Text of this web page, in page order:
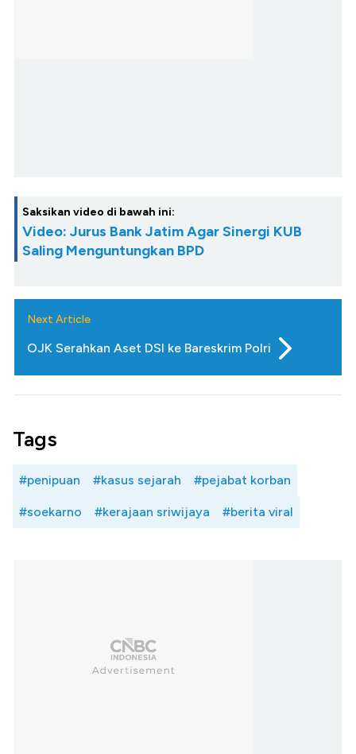
Saksikan video di bawah ini:
Video: Jurus Bank Jatim Agar Sinergi KUB
Saling Menguntungkan BPD
Next Article
OJK Serahkan Aset DSI ke Bareskrim Polri
Tags
#penipuan #kasus sejarah #pejabat korban
#soekarno #kerajaan sriwijaya #berita viral